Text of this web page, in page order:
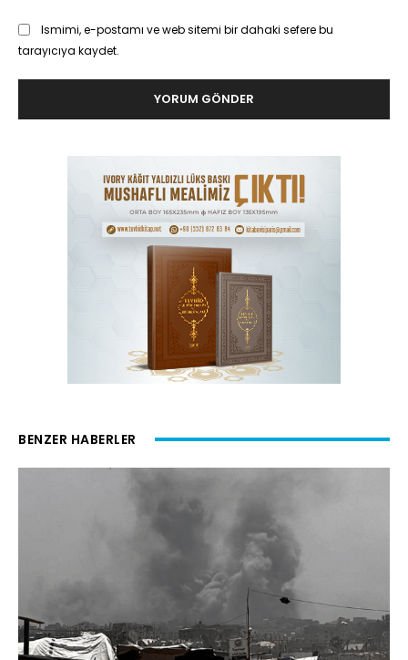
Ismimi, e-postamı ve web sitemi bir dahaki sefere bu
tarayıcıya kaydet.
BENZER HABERLER